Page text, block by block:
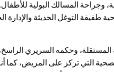
وجراحة المسالك البولية
طفيفة التوغل الحديثة والإدارة
المستقلة، وحكمه السريري
التي تركز على المريض، كما